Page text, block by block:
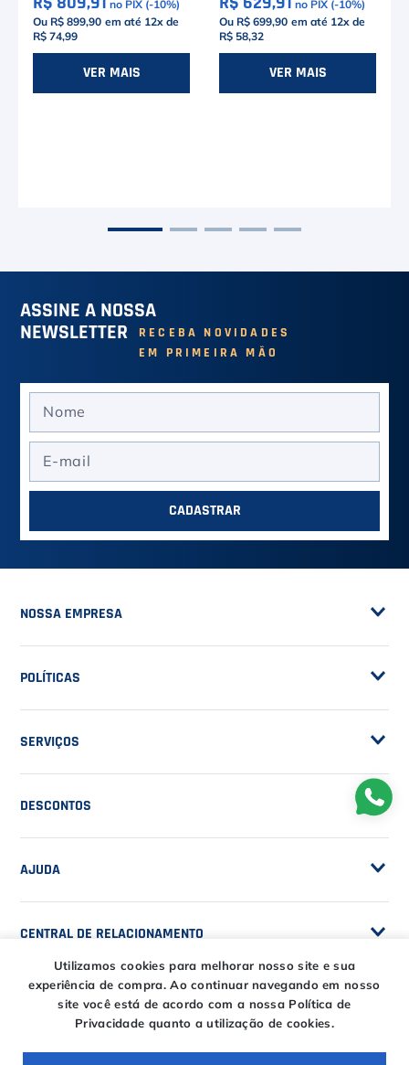
Utilizamos cookies para melhorar nosso site e sua
experiência de compra.Ao continuar navegando em nosso
site você está de acordo com a nossa Política de
Privacidade quanto a utilização de cookies.
no PIX (-10%)
Ou R$ 899,90 em até 12x de
R$ 74,99
VER MAIS
no PIX (-10%)
Ou R$ 699,90 em até 12x de
R$ 58,32
VER MAIS
ASSINE A NOSSA
NEWSLETTER
RECEBA NOVIDADES
EM PRIMEIRA MÃO
CADASTRAR
NOSSA EMPRESA
Seja Fornecedor
POLÍTICAS
Trocas e Devoluções
SERVIÇOS
Serviços e Encordoamento
DESCONTOS
Cashback
AJUDA
Trocas e devoluções
Entregas
Troca Fácil CT
CENTRAL DE RELACIONAMENTO
Tire suas dúvidas
HORÁRIOS
Horário de atendimento